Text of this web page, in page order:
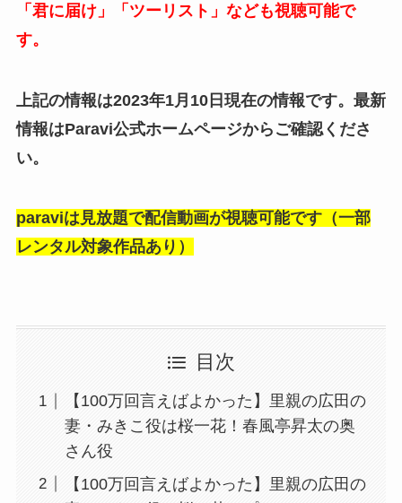
「君に届け」「ツーリスト」なども視聴可能で
す。
上記の情報は2023年1月10日現在の情報です。最新
情報はParavi公式ホームページからご確認くださ
い。
paraviは見放題で配信動画が視聴可能です（一部
レンタル対象作品あり）
目次
【100万回言えばよかった】里親の広田の
妻・みきこ役は桜一花！春風亭昇太の奥
さん役
【100万回言えばよかった】里親の広田の